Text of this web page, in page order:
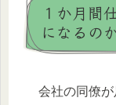
１か月間
になるの
会社の同僚が